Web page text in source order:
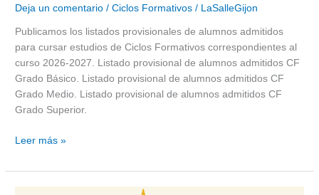
Deja un comentario /Ciclos Formativos / LaSalleGijon
Publicamos los listados provisionales de alumnos admitidos
para cursar estudios de Ciclos Formativos correspondientes al
curso 2026-2027. Listado provisional de alumnos admitidos CF
Grado Básico. Listado provisional de alumnos admitidos CF
Grado Medio. Listado provisional de alumnos admitidos CF
Grado Superior.
Leer más »